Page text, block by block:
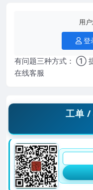
用
登
有问题三种方式： ①
在线客服
工单 /